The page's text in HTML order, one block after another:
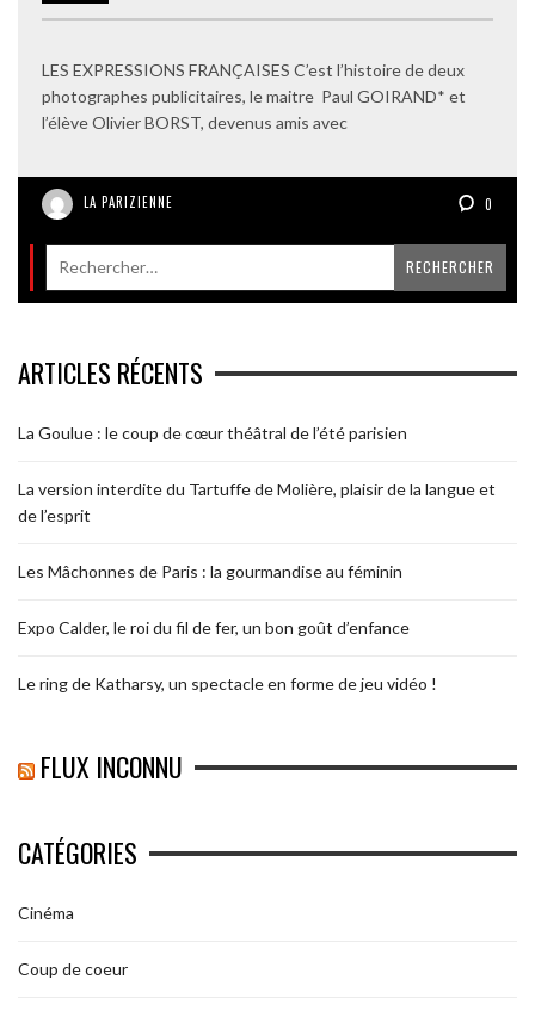
LES EXPRESSIONS FRANÇAISES C’est l’histoire de deux
photographes publicitaires, le maitre Paul GOIRAND* et
l’élève Olivier BORST, devenus amis avec
LA PARIZIENNE 0
ARTICLES RÉCENTS
La Goulue : le coup de cœur théâtral de l’été parisien
La version interdite du Tartuffe de Molière, plaisir de la langue et
de l’esprit
Les Mâchonnes de Paris : la gourmandise au féminin
Expo Calder, le roi du fil de fer, un bon goût d’enfance
Le ring de Katharsy, un spectacle en forme de jeu vidéo !
FLUX INCONNU
CATÉGORIES
Cinéma
Coup de coeur